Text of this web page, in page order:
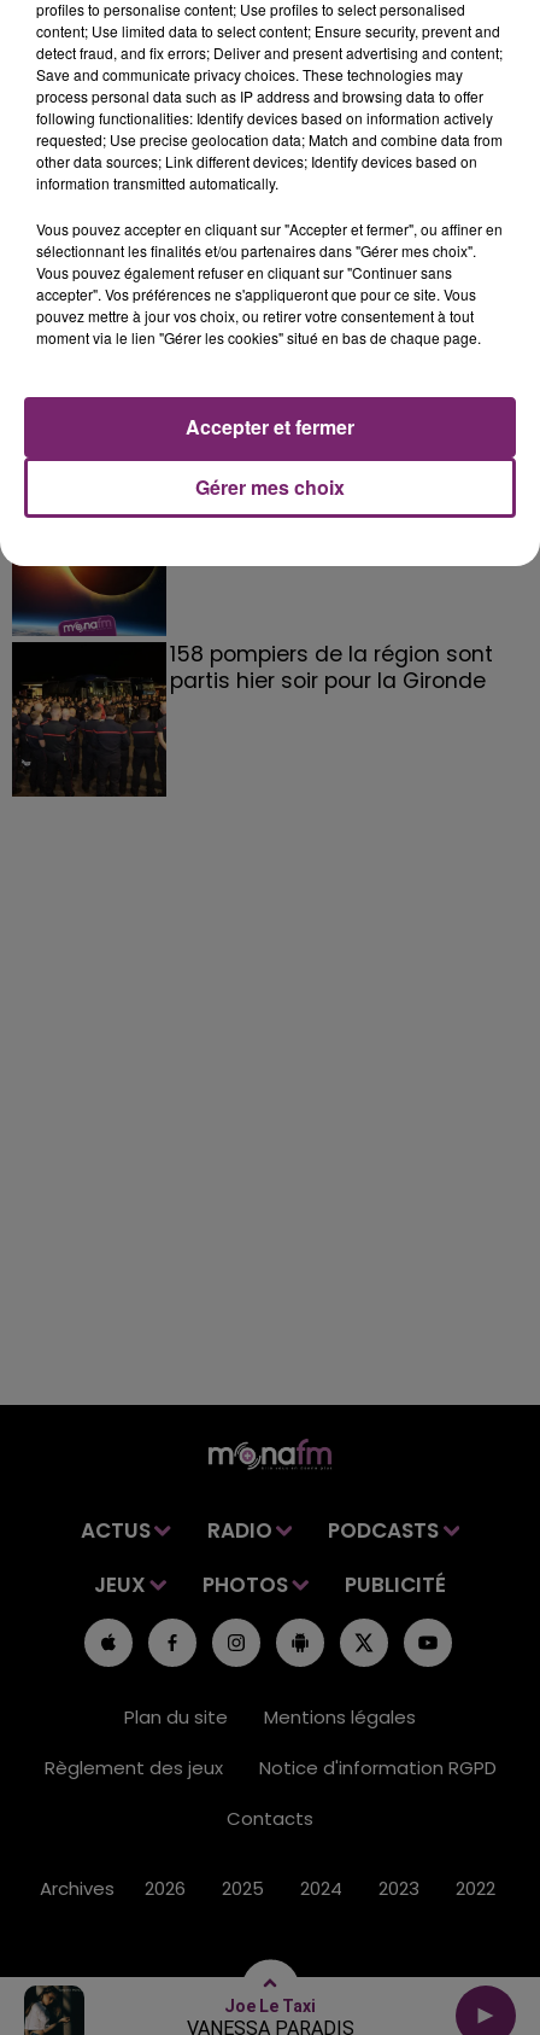
Joe Le Taxi
VANESSA PARADIS
La Bulle - Guinguette éphémère
éclipse solaire du 12 Août 2026
158 pompiers de la région sont
partis hier soir pour la Gironde
ACTUS RADIO
PODCASTS
JEUX
PHOTOS PUBLICITÉ
Plan du site
Mentions légales
Règlement des jeux
Notice d'information RGPD
Contacts
Archives 2026 2025 2024 2023 2022
profiles to personalise content; Use profiles to select personalised
content; Use limited data to select content; Ensure security, prevent and
detect fraud, and fix errors; Deliver and present advertising and content;
Save and communicate privacy choices. These technologies may
process personal data such as IP address and browsing data to offer
following functionalities: Identify devices based on information actively
requested; Use precise geolocation data; Match and combine data from
other data sources; Link different devices; Identify devices based on
information transmitted automatically.
Vous pouvez accepter en cliquant sur "Accepter et fermer", ou affiner en
sélectionnant les finalités et/ou partenaires dans "Gérer mes choix".
Vous pouvez également refuser en cliquant sur "Continuer sans
accepter". Vos préférences ne s'appliqueront que pour ce site. Vous
pouvez mettre à jour vos choix, ou retirer votre consentement à tout
moment via le lien "Gérer les cookies" situé en bas de chaque page.
Gérer mes choix
Accepter et fermer